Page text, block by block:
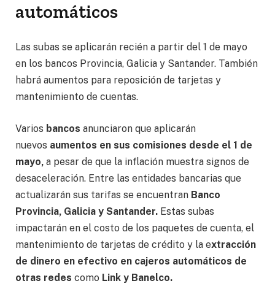
automáticos
Las subas se aplicarán recién a partir del 1 de mayo
en los bancos Provincia, Galicia y Santander. También
habrá aumentos para reposición de tarjetas y
mantenimiento de cuentas.
Varios bancos anunciaron que aplicarán
nuevos aumentos en sus comisiones desde el 1 de
mayo, a pesar de que la inflación muestra signos de
desaceleración. Entre las entidades bancarias que
actualizarán sus tarifas se encuentran Banco
Provincia, Galicia y Santander. Estas subas
impactarán en el costo de los paquetes de cuenta, el
mantenimiento de tarjetas de crédito y la extracción
de dinero en efectivo en cajeros automáticos de
otras redes como Link y Banelco.